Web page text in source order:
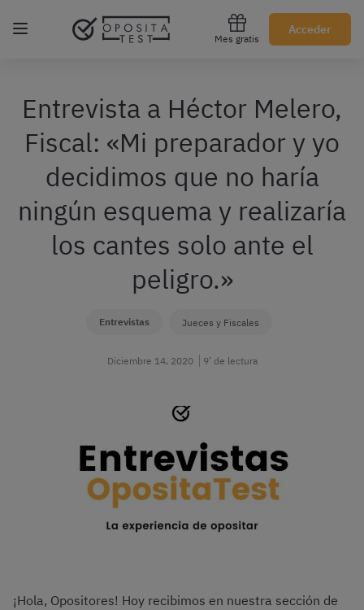
Mes gratis
Acceder
Regístrate gratis
Entrevista a Héctor Melero,
Fiscal: «Mi preparador y yo
decidimos que no haría
ningún esquema y realizaría
los cantes solo ante el
peligro.»
Entrevistas Jueces y Fiscales
Diciembre 14, 2020 9’ de lectura
¡Hola, Opositores! Hoy recibimos en nuestra sección de